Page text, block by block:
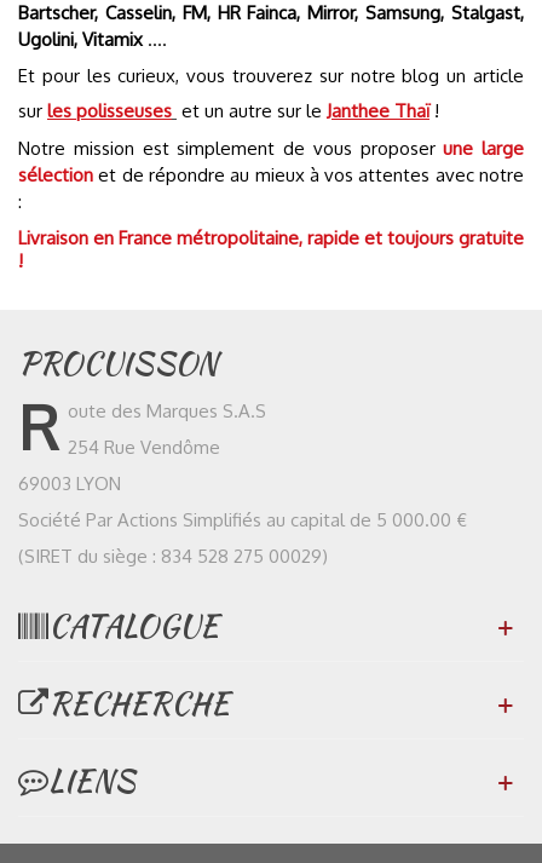
Bartscher, Casselin, FM, HR Fainca, Mirror, Samsung, Stalgast,
Ugolini, Vitamix....
Et pour les curieux, vous trouverez sur notre blog un article
sur les polisseuses et un autre sur leJanthee Thaï!
Notre mission est simplement de vous proposerune large
sélection et de répondre au mieux à vos attentes avec notre
:
Livraison en France métropolitaine, rapide et toujours gratuite
!
PROCUISSON
R oute des Marques S.A.S
254 Rue Vendôme
69003 LYON
Société Par Actions Simplifiés au capital de 5 000.00 €
(SIRET du siège : 834 528 275 00029)
CATALOGUE
RECHERCHE
LIENS